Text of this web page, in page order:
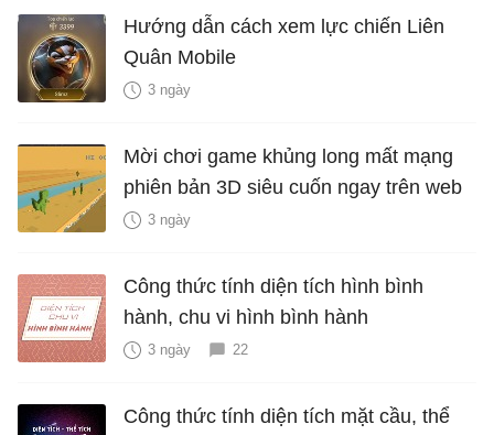
Hướng dẫn cách xem lực chiến Liên
Quân Mobile
3 ngày
Mời chơi game khủng long mất mạng
phiên bản 3D siêu cuốn ngay trên web
3 ngày
Công thức tính diện tích hình bình
hành, chu vi hình bình hành
3 ngày 22
Công thức tính diện tích mặt cầu, thể